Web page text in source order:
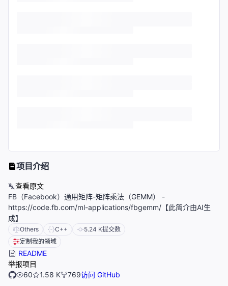
项目介绍
查看原文
FB（Facebook）通用矩阵-矩阵乘法（GEMM） -
https://code.fb.com/ml-applications/fbgemm/【此简介由AI生
成】
Others C++ 5.24 K提交数
定制我的领域
README
举报项目
60
1.58 K 769访问 GitHub